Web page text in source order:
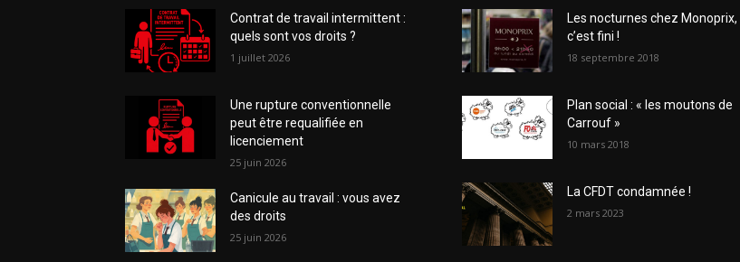
Contrat de travail intermittent :
quels sont vos droits ?
1 juillet 2026
Une rupture conventionnelle
peut être requalifiée en
licenciement
25 juin 2026
Canicule au travail : vous avez
des droits
25 juin 2026
Les nocturnes chez Monoprix,
c’est fini !
18 septembre 2018
Plan social : « les moutons de
Carrouf »
10 mars 2018
La CFDT condamnée !
2 mars 2023